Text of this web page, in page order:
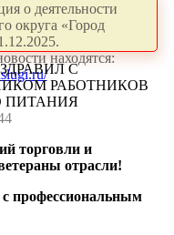
о деятельности
округа «Город
находятся:
С
РАБОТНИКОВ
ПИТАНИЯ
торговли и
отрасли!
профессиональным